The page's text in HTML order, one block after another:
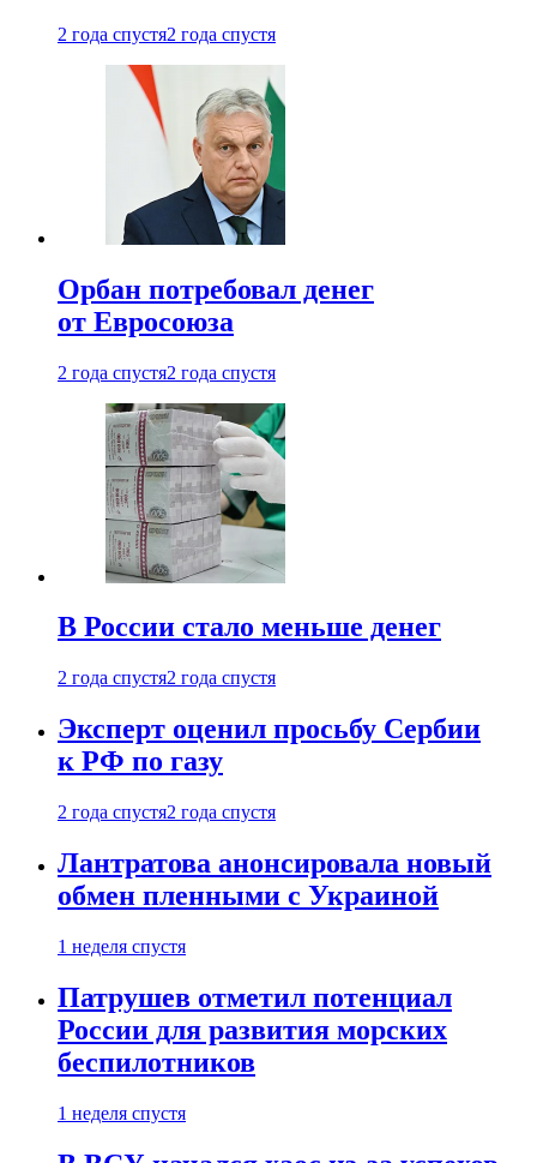
2 года спустя2 года спустя
Орбан потребовал денег
от Евросоюза
2 года спустя2 года спустя
В России стало меньше денег
2 года спустя2 года спустя
Эксперт оценил просьбу Сербии
к РФ по газу
2 года спустя2 года спустя
Лантратова анонсировала новый
обмен пленными с Украиной
1 неделя спустя
Патрушев отметил потенциал
России для развития морских
беспилотников
1 неделя спустя